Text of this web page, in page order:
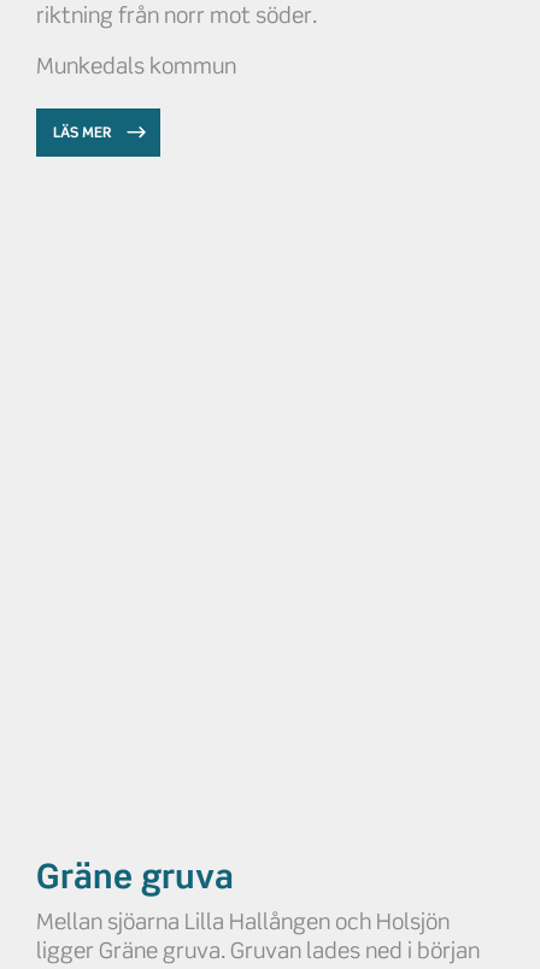
riktning från norr mot söder.
Munkedals kommun
LÄS MER
Gräne gruva
Mellan sjöarna Lilla Hallången och Holsjön
ligger Gräne gruva. Gruvan lades ned i början